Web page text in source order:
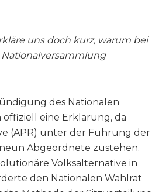
uns doch kurz, warum bei
des Nationalen
eine Erklärung, da
(APR) unter der Führung der
Abgeordnete zustehen.
Volksalternative in
den Nationalen Wahlrat